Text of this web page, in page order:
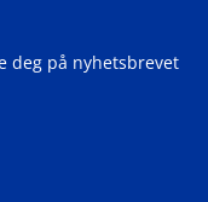
deg på nyhetsbrevet